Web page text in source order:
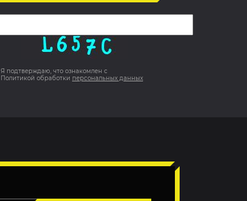
Я подтверждаю, что ознакомлен с
Политикой обработки персональных данных